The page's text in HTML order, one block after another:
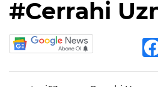
#Cerrahi